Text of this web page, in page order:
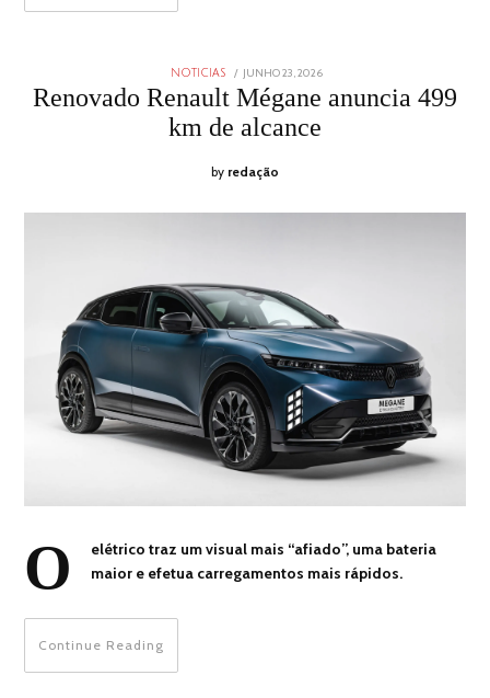
NOTICIAS
POSTED
ON
JUNHO 23, 2026JUNHO
2026
Renovado Renault Mégane anuncia 499
km de alcance
by redação
O
elétrico traz um visual mais “afiado”, uma bateria
maior e efetua carregamentos mais rápidos.
Continue Reading